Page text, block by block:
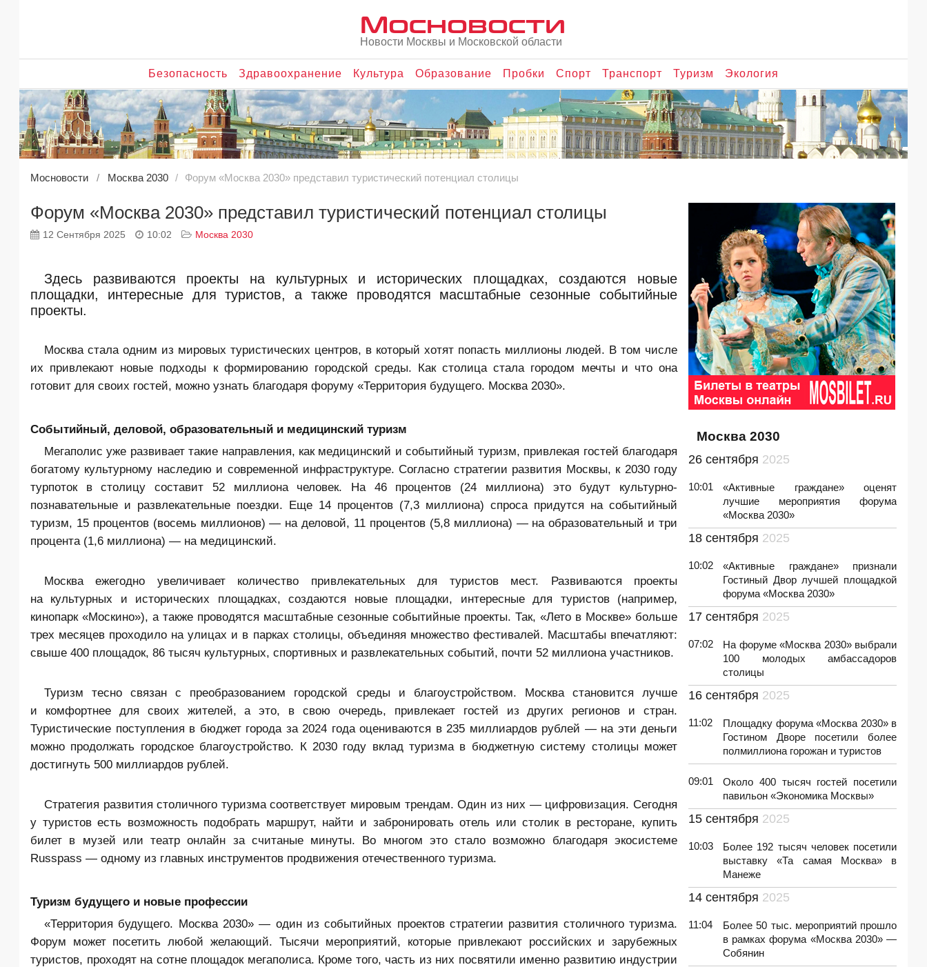
Мосновости
Новости Москвы и Московской области
Безопасность Здравоохранение Культура Образование Пробки Спорт Транспорт Туризм Экология
Мосновости Москва 2030 Форум «Москва 2030» представил туристический потенциал столицы
Форум «Москва 2030» представил туристический потенциал столицы
12 Сентября 2025 10:02 Москва 2030
Здесь развиваются проекты на культурных и исторических площадках, создаются новые
площадки, интересные для туристов, а также проводятся масштабные сезонные событийные
проекты.
Москва стала одним из мировых туристических центров, в который хотят попасть миллионы людей. В том числе
их привлекают новые подходы к формированию городской среды. Как столица стала городом мечты и что она
готовит для своих гостей, можно узнать благодаря форуму «Территория будущего. Москва 2030».
Событийный, деловой, образовательный и медицинский туризм
Мегаполис уже развивает такие направления, как медицинский и событийный туризм, привлекая гостей благодаря
богатому культурному наследию и современной инфраструктуре. Согласно стратегии развития Москвы, к 2030 году
турпоток в столицу составит 52 миллиона человек. На 46 процентов (24 миллиона) это будут культурно-
познавательные и развлекательные поездки. Еще 14 процентов (7,3 миллиона) спроса придутся на событийный
туризм, 15 процентов (восемь миллионов) — на деловой, 11 процентов (5,8 миллиона) — на образовательный и три
процента (1,6 миллиона) — на медицинский.
Москва ежегодно увеличивает количество привлекательных для туристов мест. Развиваются проекты
на культурных и исторических площадках, создаются новые площадки, интересные для туристов (например,
кинопарк «Москино»), а также проводятся масштабные сезонные событийные проекты. Так, «Лето в Москве» больше
трех месяцев проходило на улицах и в парках столицы, объединяя множество фестивалей. Масштабы впечатляют:
свыше 400 площадок, 86 тысяч культурных, спортивных и развлекательных событий, почти 52 миллиона участников.
Туризм тесно связан с преобразованием городской среды и благоустройством. Москва становится лучше
и комфортнее для своих жителей, а это, в свою очередь, привлекает гостей из других регионов и стран.
Туристические поступления в бюджет города за 2024 года оцениваются в 235 миллиардов рублей — на эти деньги
можно продолжать городское благоустройство. К 2030 году вклад туризма в бюджетную систему столицы может
достигнуть 500 миллиардов рублей.
Стратегия развития столичного туризма соответствует мировым трендам. Один из них — цифровизация. Сегодня
у туристов есть возможность подобрать маршрут, найти и забронировать отель или столик в ресторане, купить
билет в музей или театр онлайн за считаные минуты. Во многом это стало возможно благодаря экосистеме
Russpass — одному из главных инструментов продвижения отечественного туризма.
Туризм будущего и новые профессии
«Территория будущего. Москва 2030» — один из событийных проектов стратегии развития столичного туризма.
Форум может посетить любой желающий. Тысячи мероприятий, которые привлекают российских и зарубежных
туристов, проходят на сотне площадок мегаполиса. Кроме того, часть из них посвятили именно развитию индустрии
Москва 2030
26 сентября 2025
10:01
«Активные граждане» оценят
лучшие мероприятия форума
«Москва 2030»
18 сентября 2025
10:02
«Активные граждане» признали
Гостиный Двор лучшей площадкой
форума «Москва 2030»
17 сентября 2025
07:02
На форуме «Москва 2030» выбрали
100 молодых амбассадоров
столицы
16 сентября 2025
11:02
Площадку форума «Москва 2030» в
Гостином Дворе посетили более
полмиллиона горожан и туристов
09:01
Около 400 тысяч гостей посетили
павильон «Экономика Москвы»
15 сентября 2025
10:03
Более 192 тысяч человек посетили
выставку «Та самая Москва» в
Манеже
14 сентября 2025
11:04
Более 50 тыс. мероприятий прошло
в рамках форума «Москва 2030» —
Собянин